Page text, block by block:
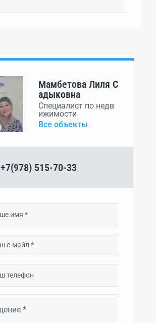
Мамбетова Лиля С
адыковна
Специалист по недв
ижимости
Все объекты
+7(978) 515-70-33